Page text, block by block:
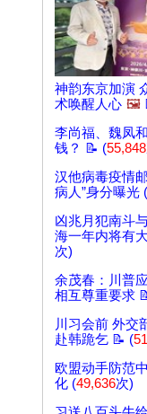
神韵东京加演
术唤醒人心 🖼️
李尚福、魏凤
钱？ 📝 (55,848
汉他病毒疫情
病人”身分曝光 (
凶兆月犯南斗
海一年内将有
次)
余茂春：川普
相互尊重要求
川习会前 外交
赴韩跪乞 📝 (
欧盟动手防范
化 (49,636次)